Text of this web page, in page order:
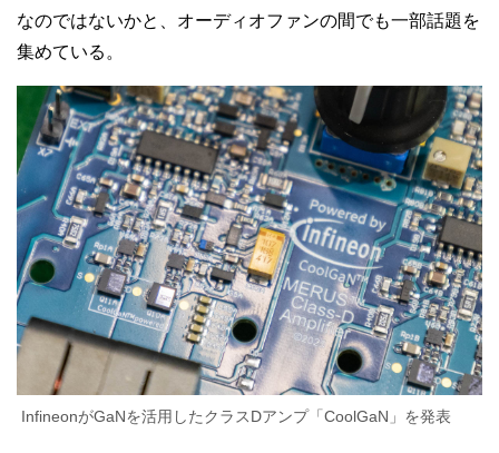
なのではないかと、オーディオファンの間でも一部話題を
集めている。
InfineonがGaNを活用したクラスDアンプ「CoolGaN」を発表